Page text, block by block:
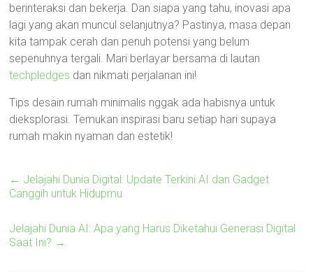
berinteraksi dan bekerja. Dan siapa yang tahu, inovasi apa
lagi yang akan muncul selanjutnya? Pastinya, masa depan
kita tampak cerah dan penuh potensi yang belum
sepenuhnya tergali. Mari berlayar bersama di lautan
techpledges dan nikmati perjalanan ini!
Tips desain rumah minimalis nggak ada habisnya untuk
dieksplorasi. Temukan inspirasi baru setiap hari supaya
rumah makin nyaman dan estetik!
← Jelajahi Dunia Digital: Update Terkini AI dan Gadget
Canggih untuk Hidupmu
Jelajahi Dunia AI: Apa yang Harus Diketahui Generasi Digital
Saat Ini? →